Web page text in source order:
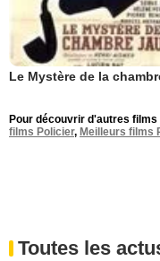
Pour découvrir d'autres films
films Policier, Meilleurs films
Toutes les